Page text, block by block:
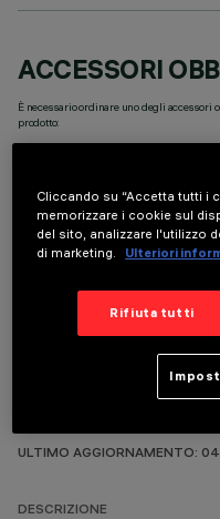
ACCESSORI
È necessario ordinare uno degli
prodotto:
COMPONENTI
ULTIMO AGGIORNAMENTO:
DESCRIZIONE
Cliccando su “Accetta tutti i
memorizzare i cookie sul
del sito, analizzare l'utilizzo
di marketing.
Ulteriori
Rifiuta tutti